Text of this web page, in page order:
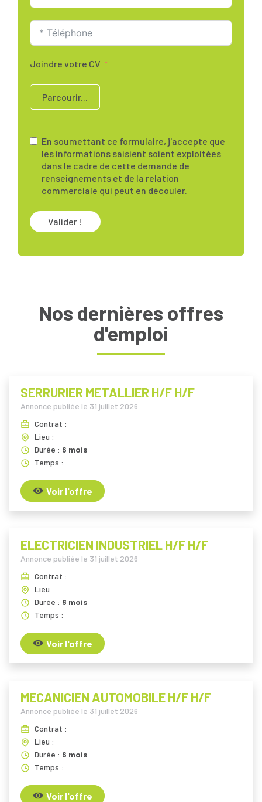
Joindre votre CV
Parcourir...
En soumettant ce formulaire, j'accepte que
les informations saisient soient exploitées
dans le cadre de cette demande de
renseignements et de la relation
commerciale qui peut en découler.
Valider !
Nos dernières offres
d'emploi
SERRURIER METALLIER H/F H/F
Annonce publiée le 31 juillet 2026
Contrat :
Lieu :
Durée : 6 mois
Temps :
Voir l'offre
ELECTRICIEN INDUSTRIEL H/F H/F
Annonce publiée le 31 juillet 2026
Contrat :
Lieu :
Durée : 6 mois
Temps :
Voir l'offre
MECANICIEN AUTOMOBILE H/F H/F
Annonce publiée le 31 juillet 2026
Contrat :
Lieu :
Durée : 6 mois
Temps :
Voir l'offre